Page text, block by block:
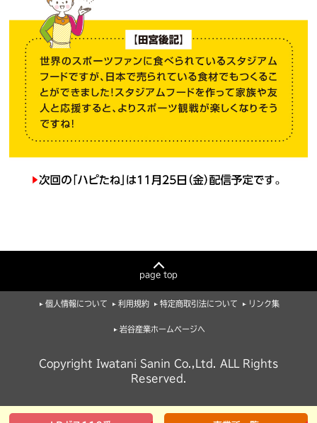
page top
個人情報について 利用規約 特定商取引法について リンク集
岩谷産業ホームページへ
Copyright Iwatani Sanin Co.,Ltd. ALL Rights
Reserved.